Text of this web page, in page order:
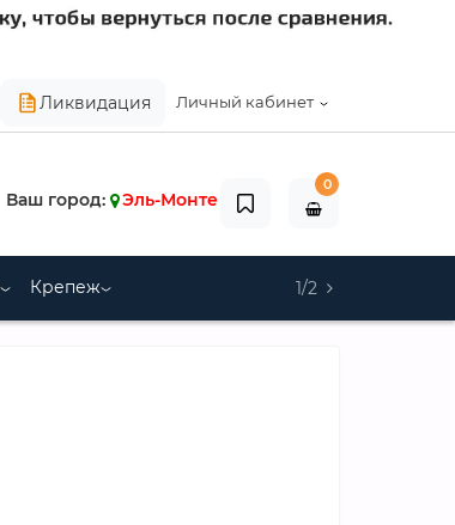
Личный кабинет
Ликвидация
Ваш город: Эль-Монте
0
Крепеж 1/2